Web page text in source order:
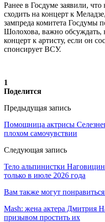
Ранее в Госдуме заявили,
сходить на концерт к
зампреда комитета Госдумы
Шолохова, важно обсуждать,
концерт к артисту, если он
спонсирует ВСУ.
1
Поделится
Предыдущая запись
Помощница актрисы
плохом самочувствии
Следующая запись
Тело альпинистки
только в июле 2026 года
Вам также могут понравиться
Mash: жена актера Дмитрия
призывом простить их